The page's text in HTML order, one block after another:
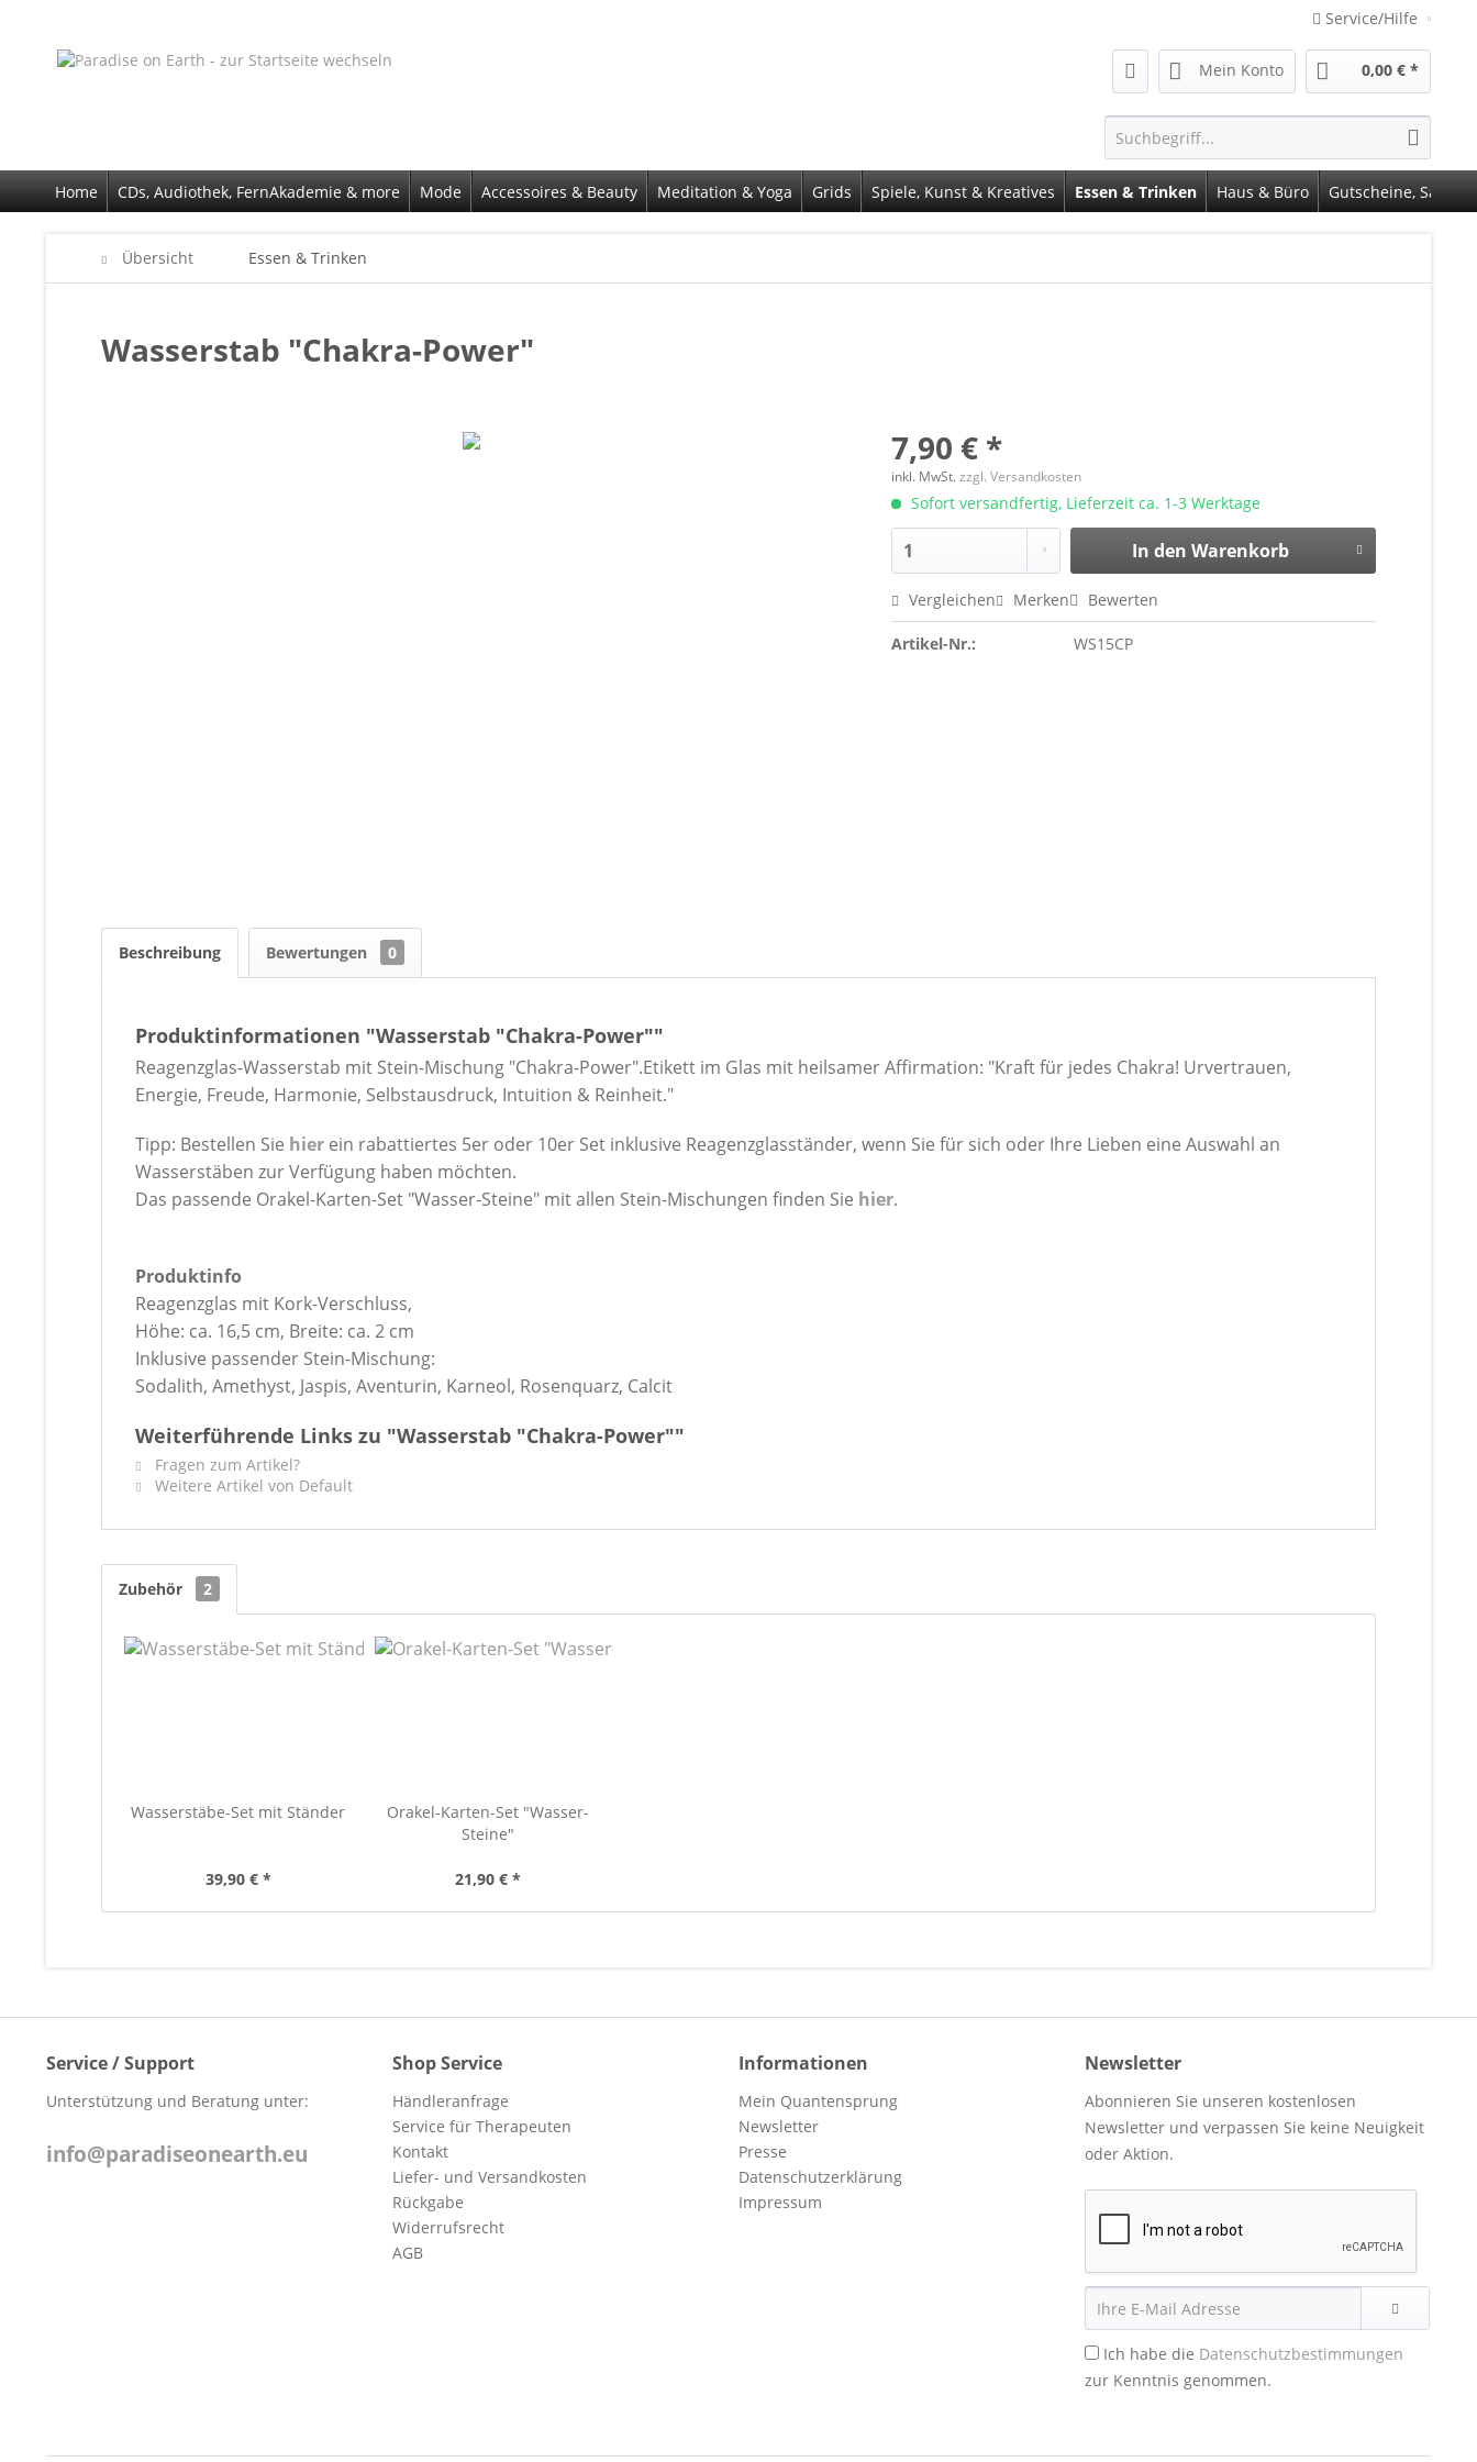
Service/Hilfe
Mein Konto 0,00 € *
Home CDs, Audiothek, FernAkademie & more Mode Accessoires & Beauty Meditation & Yoga Grids Spiele, Kunst & Kreatives Essen & Trinken Haus & Büro Gutscheine, Sale
Übersicht Essen & Trinken
Wasserstab "Chakra-Power"
7,90 € *
inkl. MwSt.zzgl. Versandkosten
Sofort versandfertig, Lieferzeit ca. 1-3 Werktage
In den Warenkorb
Vergleichen Merken Bewerten
Artikel-Nr.: WS15CP
Beschreibung Bewertungen 0
Produktinformationen "Wasserstab "Chakra-Power""
Reagenzglas-Wasserstab mit Stein-Mischung "Chakra-Power".Etikett im Glas mit heilsamer Affirmation: "Kraft für jedes Chakra! Urvertrauen,
Energie, Freude, Harmonie, Selbstausdruck, Intuition & Reinheit."
Tipp: Bestellen Sie hier ein rabattiertes 5er oder 10er Set inklusive Reagenzglasständer, wenn Sie für sich oder Ihre Lieben eine Auswahl an
Wasserstäben zur Verfügung haben möchten.
Das passende Orakel-Karten-Set "Wasser-Steine" mit allen Stein-Mischungen finden Sie hier.
Produktinfo
Reagenzglas mit Kork-Verschluss,
Höhe: ca. 16,5 cm, Breite: ca. 2 cm
Inklusive passender Stein-Mischung:
Sodalith, Amethyst, Jaspis, Aventurin, Karneol, Rosenquarz, Calcit
Weiterführende Links zu "Wasserstab "Chakra-Power""
Fragen zum Artikel?
Weitere Artikel von Default
Zubehör 2
Wasserstäbe-Set mit Ständer
39,90 € *
Orakel-Karten-Set "Wasser-
Steine"
21,90 € *
Service / Support
Unterstützung und Beratung unter:
info@paradiseonearth.eu
Shop Service
Händleranfrage
Service für Therapeuten
Kontakt
Liefer- und Versandkosten
Rückgabe
Widerrufsrecht
AGB
Informationen
Mein Quantensprung
Newsletter
Presse
Datenschutzerklärung
Impressum
Newsletter
Abonnieren Sie unseren kostenlosen
Newsletter und verpassen Sie keine Neuigkeit
oder Aktion.
Ich habe die Datenschutzbestimmungen
zur Kenntnis genommen.